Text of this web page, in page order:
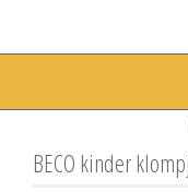
BECO kinder